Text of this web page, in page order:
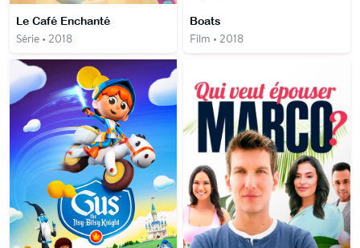
Le Café Enchanté
Série • 2018
Boats
Film • 2018